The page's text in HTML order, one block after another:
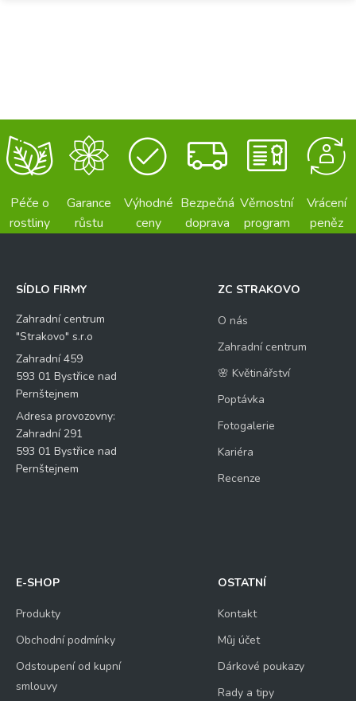
Péče o
rostliny
Garance
růstu
Výhodné
ceny
Bezpečná
doprava
Věrnostní
program
Vrácení
peněz
SÍDLO FIRMY
Zahradní centrum
"Strakovo" s.r.o
Zahradní 459
593 01 Bystřice nad
Pernštejnem
Adresa provozovny:
Zahradní 291
593 01 Bystřice nad
Pernštejnem
ZC STRAKOVO
O nás
Zahradní centrum
🌸 Květinářství
Poptávka
Fotogalerie
Kariéra
Recenze
E-SHOP
Produkty
Obchodní podmínky
Odstoupení od kupní
smlouvy
OSTATNÍ
Kontakt
Můj účet
Dárkové poukazy
Rady a tipy